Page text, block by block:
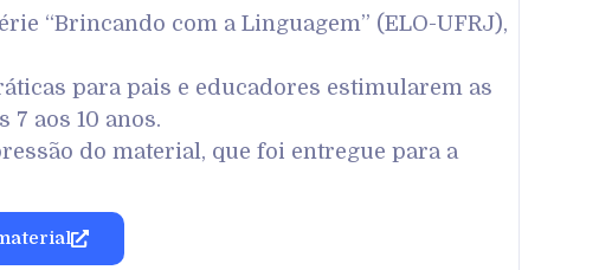
“Brincando com a Linguagem” (ELO-UFRJ),
para pais e educadores estimularem as
aos 10 anos.
do material, que foi entregue para a